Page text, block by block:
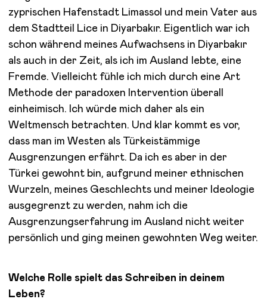
zyprischen Hafenstadt Limassol und mein Vater aus
dem Stadtteil Lice in Diyarbakır. Eigentlich war ich
schon während meines Aufwachsens in Diyarbakır
als auch in der Zeit, als ich im Ausland lebte, eine
Fremde. Vielleicht fühle ich mich durch eine Art
Methode der paradoxen Intervention überall
einheimisch. Ich würde mich daher als ein
Weltmensch betrachten. Und klar kommt es vor,
dass man im Westen als Türkeistämmige
Ausgrenzungen erfährt. Da ich es aber in der
Türkei gewohnt bin, aufgrund meiner ethnischen
Wurzeln, meines Geschlechts und meiner Ideologie
ausgegrenzt zu werden, nahm ich die
Ausgrenzungserfahrung im Ausland nicht weiter
persönlich und ging meinen gewohnten Weg weiter.
Welche Rolle spielt das Schreiben in deinem
Leben?